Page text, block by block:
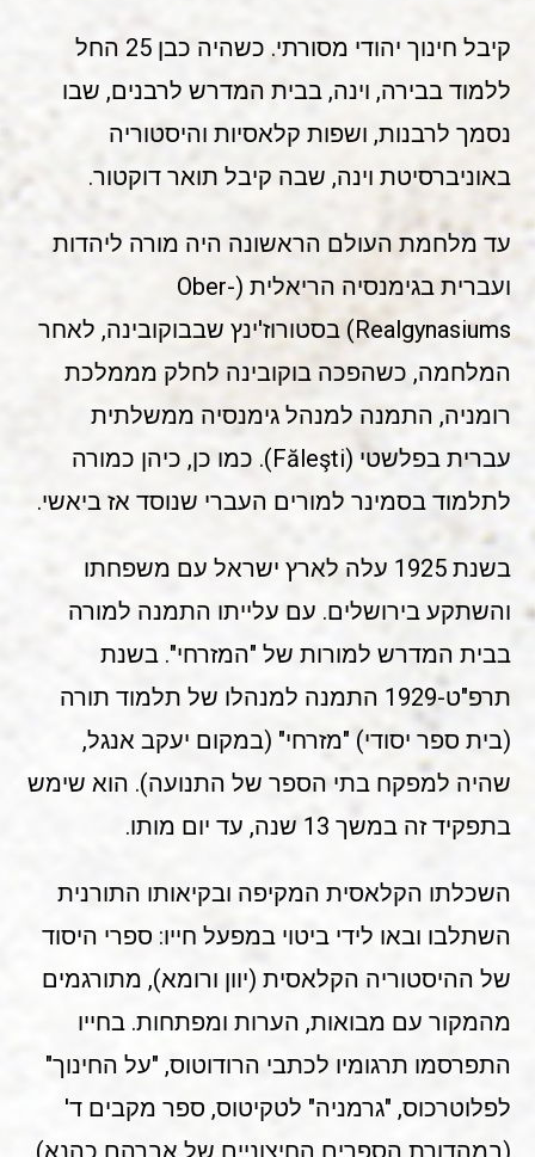
קיבל חינוך יהודי מסורתי. כשהיה כבן 25 החל
ללמוד בבירה, וינה, בבית המדרש לרבנים, שבו
נסמך לרבנות, ושפות קלאסיות והיסטוריה
באוניברסיטת וינה, שבה קיבל תואר דוקטור.
עד מלחמת העולם הראשונה היה מורה ליהדות
ועברית בגימנסיה הריאלית (Ober-
Realgynasiums) בסטורוז'ינץ שבבוקובינה, לאחר
המלחמה, כשהפכה בוקובינה לחלק מממלכת
רומניה, התמנה למנהל גימנסיה ממשלתית
עברית בפלשטי (Făleşti). כמו כן, כיהן כמורה
לתלמוד בסמינר למורים העברי שנוסד אז ביאשי.
בשנת 1925 עלה לארץ ישראל עם משפחתו
והשתקע בירושלים. עם עלייתו התמנה למורה
בבית המדרש למורות של "המזרחי". בשנת
תרפ"ט-1929 התמנה למנהלו של תלמוד תורה
(בית ספר יסודי) "מזרחי" (במקום יעקב אנגל,
שהיה למפקח בתי הספר של התנועה). הוא שימש
בתפקיד זה במשך 13 שנה, עד יום מותו.
השכלתו הקלאסית המקיפה ובקיאותו התורנית
השתלבו ובאו לידי ביטוי במפעל חייו: ספרי היסוד
של ההיסטוריה הקלאסית (יוון ורומא), מתורגמים
מהמקור עם מבואות, הערות ומפתחות. בחייו
התפרסמו תרגומיו לכתבי הרודוטוס, "על החינוך"
לפלוטרכוס, "גרמניה" לטקיטוס, ספר מקבים ד'
(במהדורת הספרים החיצוניים של אברהם כהנא)